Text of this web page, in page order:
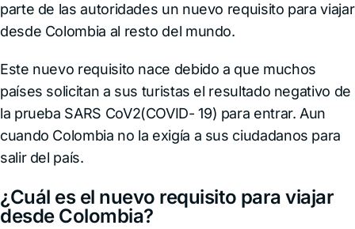
parte de las autoridades un nuevo requisito para viajar
desde Colombia al resto del mundo.
Este nuevo requisito nace debido a que muchos
países solicitan a sus turistas el resultado negativo de
la prueba SARS CoV2(COVID- 19) para entrar. Aun
cuando Colombia no la exigía a sus ciudadanos para
salir del país.
¿Cuál es el nuevo requisito para viajar
desde Colombia?